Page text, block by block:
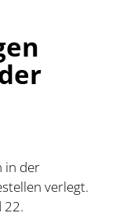
in der
verlegt.
22.